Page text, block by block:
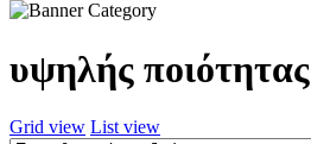
υψηλής ποιότητας
Grid view List view